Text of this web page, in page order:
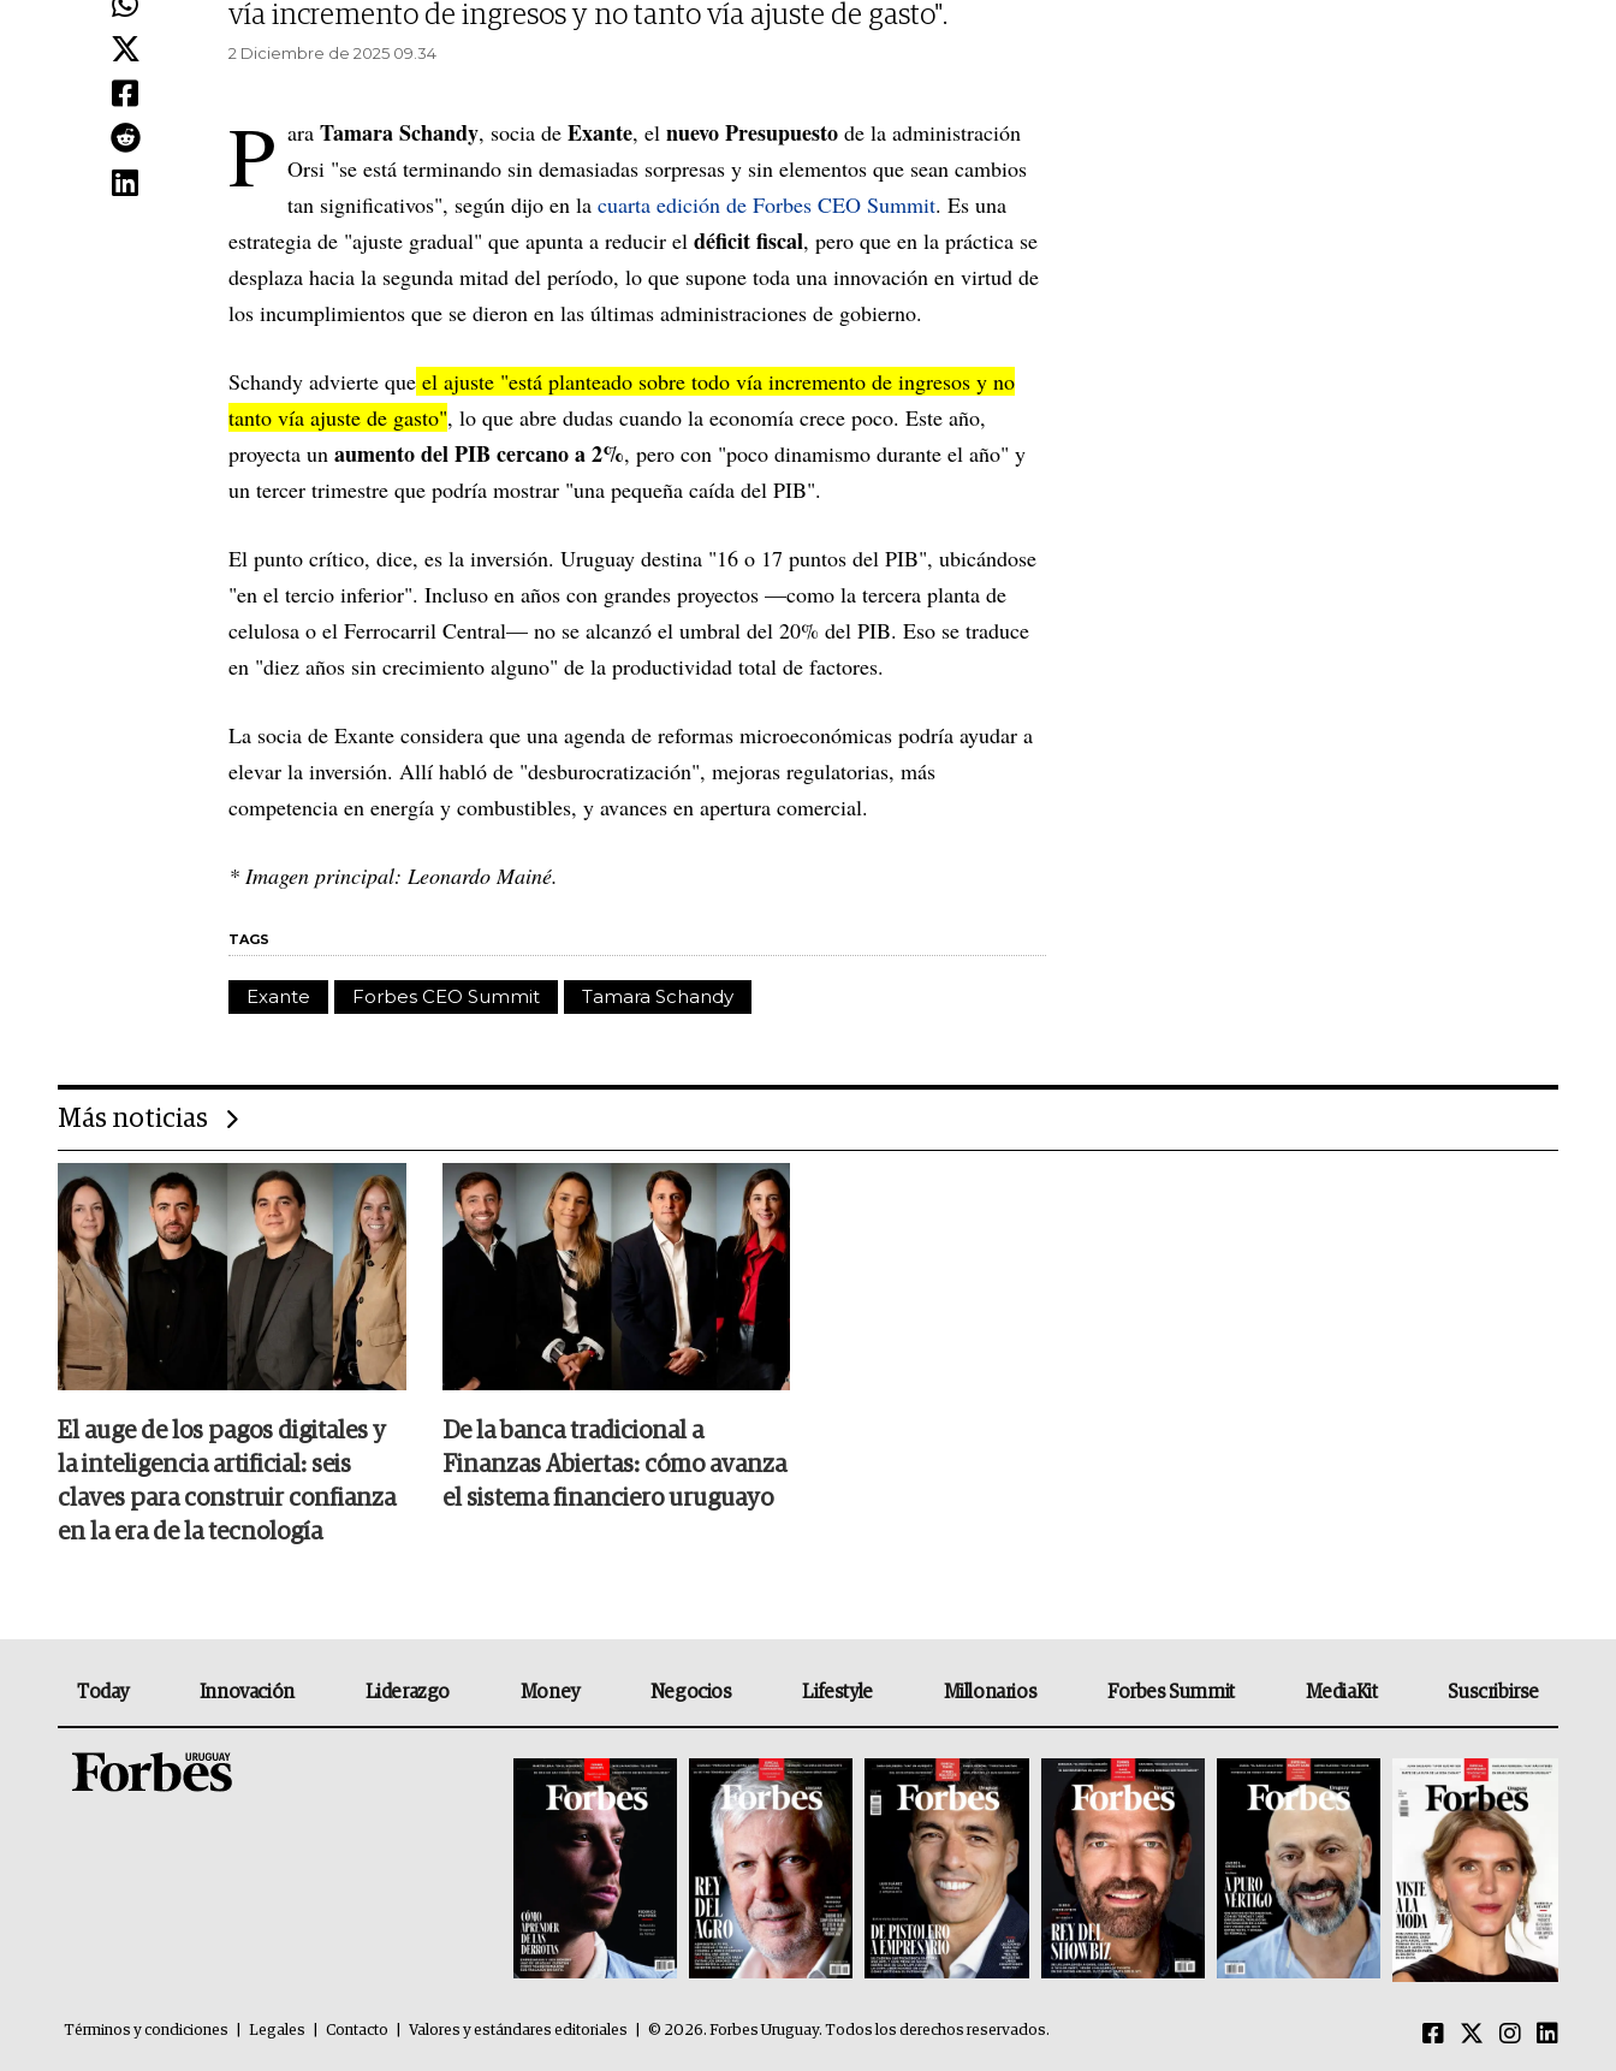
vía incremento de ingresos y no tanto vía ajuste de gasto".
2 Diciembre de 2025 09.34
P ara Tamara Schandy, socia de Exante, el nuevo Presupuesto de la administración
Orsi "se está terminando sin demasiadas sorpresas y sin elementos que sean cambios
tan significativos", según dijo en la cuarta edición de Forbes CEO Summit. Es una
estrategia de "ajuste gradual" que apunta a reducir el déficit fiscal, pero que en la práctica se
desplaza hacia la segunda mitad del período, lo que supone toda una innovación en virtud de
los incumplimientos que se dieron en las últimas administraciones de gobierno.
Schandy advierte que el ajuste "está planteado sobre todo vía incremento de ingresos y no
tanto vía ajuste de gasto", lo que abre dudas cuando la economía crece poco. Este año,
proyecta un aumento del PIB cercano a 2%, pero con "poco dinamismo durante el año" y
un tercer trimestre que podría mostrar "una pequeña caída del PIB".
El punto crítico, dice, es la inversión. Uruguay destina "16 o 17 puntos del PIB", ubicándose
"en el tercio inferior". Incluso en años con grandes proyectos —como la tercera planta de
celulosa o el Ferrocarril Central— no se alcanzó el umbral del 20% del PIB. Eso se traduce
en "diez años sin crecimiento alguno" de la productividad total de factores.
La socia de Exante considera que una agenda de reformas microeconómicas podría ayudar a
elevar la inversión. Allí habló de "desburocratización", mejoras regulatorias, más
competencia en energía y combustibles, y avances en apertura comercial.
* Imagen principal: Leonardo Mainé.
TAGS
Exante Forbes CEO Summit Tamara Schandy
Más noticias
El auge de los pagos digitales y
la inteligencia artificial: seis
claves para construir confianza
en la era de la tecnología
De la banca tradicional a
Finanzas Abiertas: cómo avanza
el sistema financiero uruguayo
Today Innovación Liderazgo Money Negocios Lifestyle Millonarios Forbes Summit MediaKit Suscribirse
Términos y condiciones Legales Contacto Valores y estándares editoriales © 2026. Forbes Uruguay. Todos los derechos reservados.